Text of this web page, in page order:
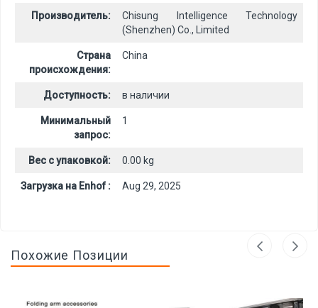
Производитель:
Chisung Intelligence Technology
(Shenzhen) Co., Limited
Страна
происхождения:
China
Доступность: в наличии
Минимальный
запрос:
1
Вес с упаковкой: 0.00 kg
Загрузка на Enhof : Aug 29, 2025
Похожие Позиции